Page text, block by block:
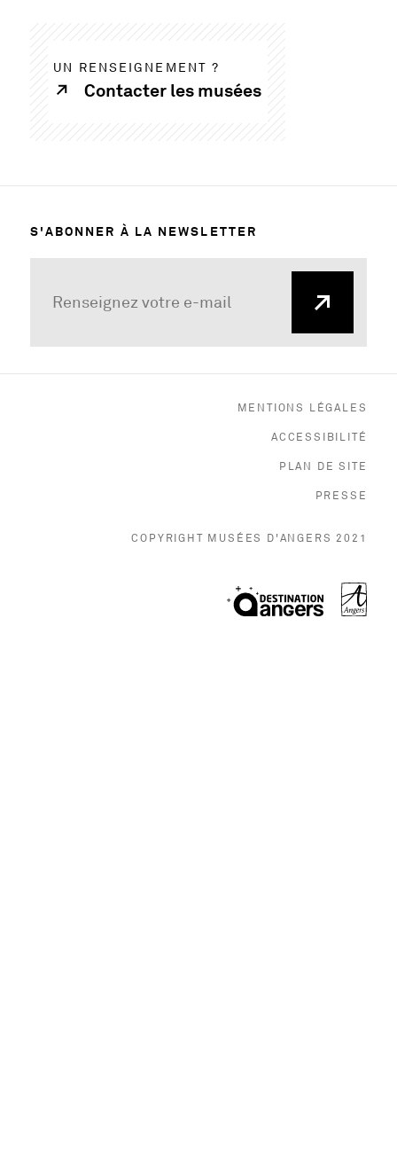
UN RENSEIGNEMENT ?
Contacter les musées
S'ABONNER À LA NEWSLETTER
MENTIONS LÉGALES
ACCESSIBILITÉ
PLAN DE SITE
PRESSE
COPYRIGHT MUSÉES D'ANGERS 2021
, Ouvre une
,